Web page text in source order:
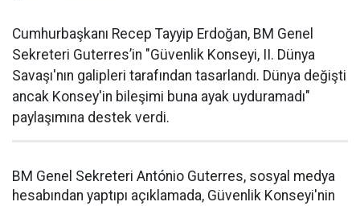
Cumhurbaşkanı Recep Tayyip Erdoğan, BM Genel
Sekreteri Guterres’in "Güvenlik Konseyi, II. Dünya
Savaşı'nın galipleri tarafından tasarlandı. Dünya değişti
ancak Konsey'in bileşimi buna ayak uyduramadı"
paylaşımına destek verdi.
BM Genel Sekreteri António Guterres, sosyal medya
hesabından yaptıpı açıklamada, Güvenlik Konseyi'nin